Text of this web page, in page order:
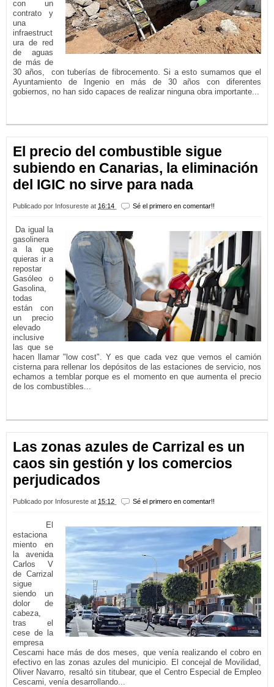
con un
contrato y
una
infraestruct
ura de red
de aguas
de más de
30 años, con tuberías de fibrocemento. Si a esto sumamos que el
Ayuntamiento de Ingenio en más de 30 años con diferentes
gobiernos, no han sido capaces de realizar ninguna obra importante...
El precio del combustible sigue
subiendo en Canarias, la eliminación
del IGIC no sirve para nada
Publicado por Infosureste at 16:14 Sé el primero en comentar!!
Da igual la
gasolinera
a la que
quieras ir a
repostar
Gasóleo o
Gasolina,
todas
están con
un precio
elevado
inclusive
las que se
hacen llamar "low cost". Y es que cada vez que vemos el camión
cisterna para rellenar los depósitos de las estaciones de servicio, nos
echamos a temblar porque es el momento en que aumenta el precio
de los combustibles...
Las zonas azules de Carrizal es un
caos sin gestión y los comercios
perjudicados
Publicado por Infosureste at 15:12 Sé el primero en comentar!!
El
estaciona
miento en
la avenida
Carlos V
de Carrizal
sigue
siendo un
dolor de
cabeza,
tras el
cese de la
empresa
Cescami hace más de dos meses, que venía realizando el cobro en
efectivo en las zonas azules del municipio. El concejal de Movilidad,
Oliver Navarro, resaltó sin titubear, que el Centro Especial de Empleo
Cescami, venía desarrollando...